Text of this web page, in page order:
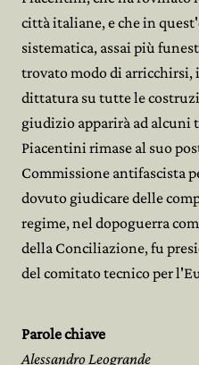
città italiane, e che in
sistematica, assai più
trovato modo di arricchirsi,
dittatura su tutte le
giudizio apparirà ad alcuni
Piacentini rimase al suo
Commissione antifascista
dovuto giudicare delle
regime, nel dopoguerra
della Conciliazione, fu
del comitato tecnico per
Parole chiave
Alessandro Leogrande